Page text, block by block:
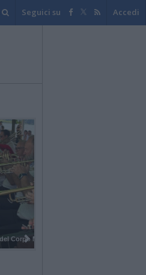
Seguici su Accedi